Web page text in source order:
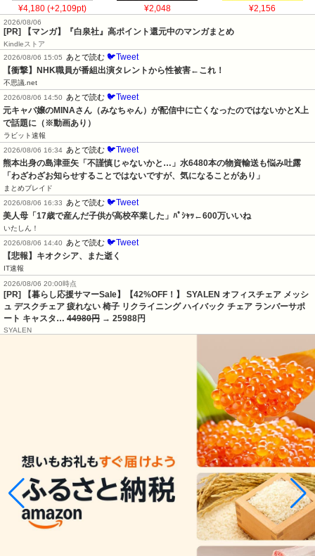
¥4,180 (+2,109pt) ¥2,048 ¥2,156
2026/08/06
[PR] 【マンガ】『白泉社』高ポイント還元中のマンガまとめ
Kindleストア
2026/08/06 15:05
あとで読む 🐦Tweet
【衝撃】NHK職員が番組出演タレントから性被害←これ！
不思議.net
2026/08/06 14:50
あとで読む 🐦Tweet
元キャバ嬢のMINAさん（みなちゃん）が配信中に亡くなったのではないかとX上
で話題に（※動画あり）
ラビット速報
2026/08/06 16:34 あとで読む 🐦Tweet
熊本出身の島津亜矢「不謹慎じゃないかと…」水6480本の物資輸送も悩み吐露
「わざわざお知らせすることではないですが、気になることがあり」
まとめブレイド
2026/08/06 16:33
あとで読む 🐦Tweet
美人母「17歳で産んだ子供が高校卒業した」ﾊﾟｼｬｯ←600万いいね
いたしん！
2026/08/06 14:40
あとで読む 🐦Tweet
【悲報】キオクシア、また逝く
IT速報
2026/08/06 20:00時点
[PR] 【暮らし応援サマーSale】【42%OFF！】 SYALEN オフィスチェア メッシ
ュ デスクチェア 疲れない 椅子 リクライニング ハイバック チェア ランバーサポ
ート キャスタ… 44980円 → 25988円
SYALEN